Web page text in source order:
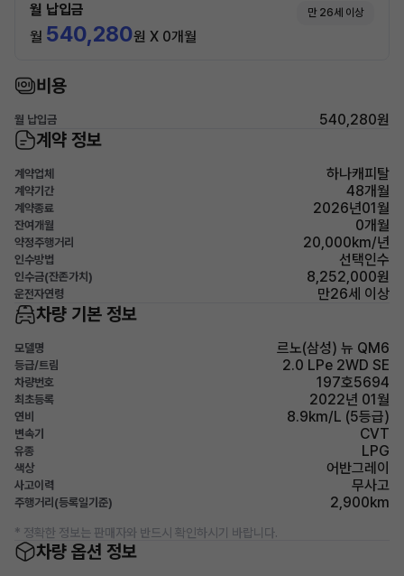
월 납입금 만 26세 이상
월 540,280원 X 0개월
비용
월 납입금 540,280원
계약 정보
계약업체 하나캐피탈
계약기간 48개월
계약종료 2026년01월
잔여개월 0개월
약정주행거리 20,000km/년
인수방법 선택인수
인수금(잔존가치) 8,252,000원
운전자연령 만26세 이상
차량 기본 정보
모델명 르노(삼성) 뉴 QM6
등급/트림 2.0 LPe 2WD SE
차량번호 197호5694
최초등록 2022년 01월
연비 8.9km/L (5등급)
변속기 CVT
유종 LPG
색상 어반그레이
사고이력 무사고
주행거리(등록일기준) 2,900km
* 정확한 정보는 판매자와 반드시 확인하시기 바랍니다.
차량 옵션 정보